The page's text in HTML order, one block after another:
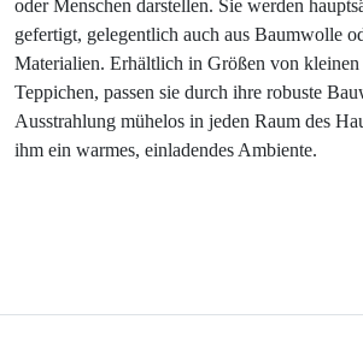
oder Menschen darstellen. Sie werden
gefertigt, gelegentlich auch aus Baumwolle
Materialien. Erhältlich in Größen von kleinen
Teppichen, passen sie durch ihre robuste
Ausstrahlung mühelos in jeden Raum des
ihm ein warmes, einladendes Ambiente.